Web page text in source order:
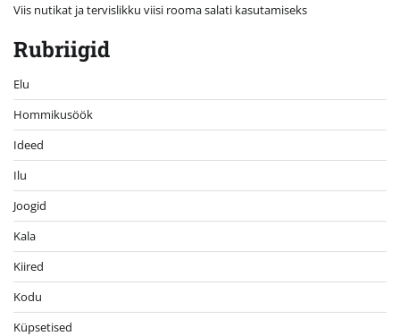
Viis nutikat ja tervislikku viisi rooma salati kasutamiseks
Rubriigid
Elu
Hommikusöök
Ideed
Ilu
Joogid
Kala
Kiired
Kodu
Küpsetised